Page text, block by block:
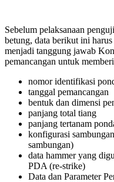
Sebelum pelaksanaan
betung, data berikut ini
menjadi tanggung jawab
pemancangan untuk
nomor identifikasi
tanggal pemancangan
bentuk dan dimensi
panjang total tiang
panjang tertanam
konfigurasi
sambungan)
data hammer yang
PDA (re-strike)
Data dan Parameter